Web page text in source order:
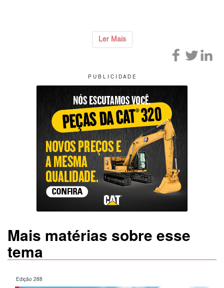
Ler Mais
P U B L I C I D A D E
Mais matérias sobre esse
tema
Edição 288